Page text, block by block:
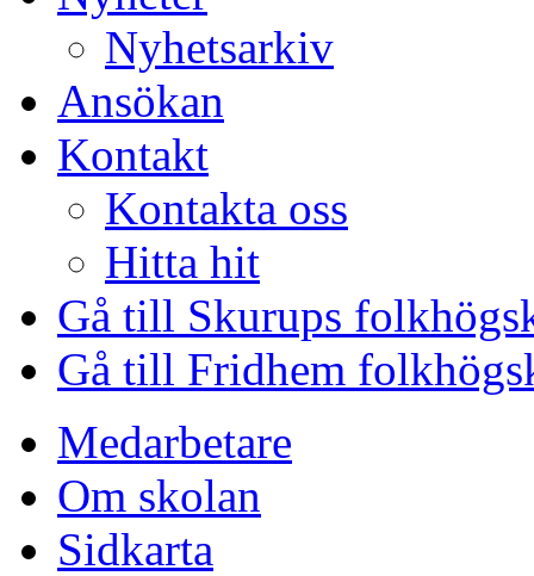
Nyhetsarkiv
Ansökan
Kontakt
Kontakta oss
Hitta hit
Gå till Skurups
Gå till Fridhem
Medarbetare
Om skolan
Sidkarta